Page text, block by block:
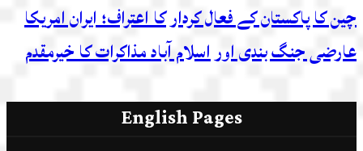
چین کا پاکستان کے فعال کردار کا اعتراف؛ ایران امریکا
عارضی جنگ بندی اور اسلام آباد مذاکرات کا خیرمقدم
English Pages